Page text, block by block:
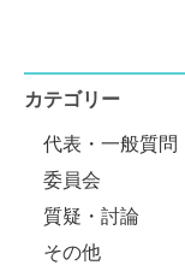
カテゴリー
代表・一般質問
委員会
質疑・討論
その他